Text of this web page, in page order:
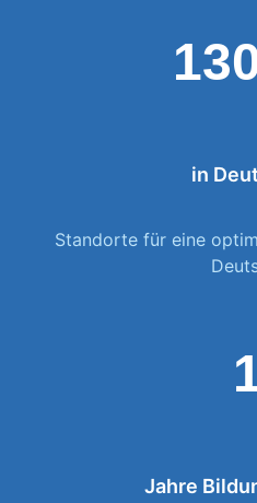
in
Standorte für eine
Jahre